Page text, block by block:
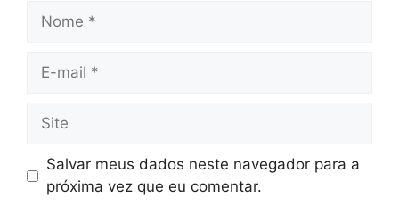
Salvar meus dados neste navegador para a
próxima vez que eu comentar.